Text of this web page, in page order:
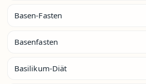
Basen-Fasten
Basenfasten
Basilikum-Diät